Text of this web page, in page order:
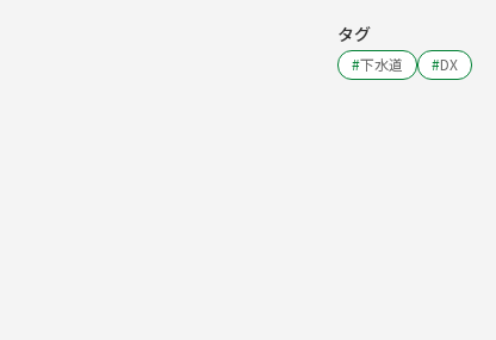
タグ
#下水道 #DX